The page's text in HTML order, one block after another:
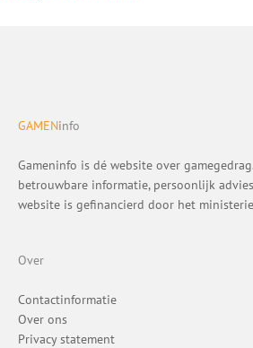
GAMENinfo
Gameninfo is dé website over
betrouwbare informatie, persoonlijk
website is gefinancierd door het ministerie
Over
Contactinformatie
Over ons
Privacy statement